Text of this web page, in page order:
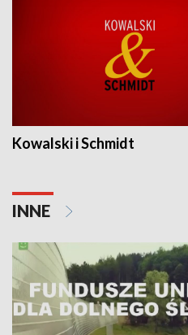
Kowalski i Schmidt
INNE